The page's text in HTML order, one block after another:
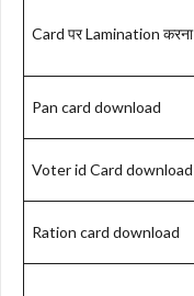
Card पर Lamination करना
Pan card download
Voter id Card download
Ration card download